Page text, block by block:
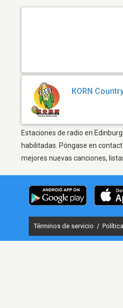
KORN
Estaciones de radio en
habilitadas. Póngase en
mejores nuevas canciones,
Términos de servicio /